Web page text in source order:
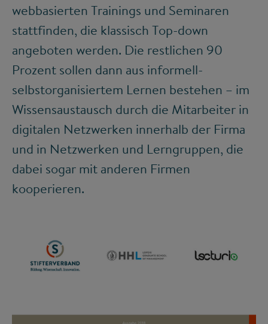
webbasierten Trainings und Seminaren
stattfinden, die klassisch Top-down
angeboten werden. Die restlichen 90
Prozent sollen dann aus informell-
selbstorganisiertem Lernen bestehen – im
Wissensaustausch durch die Mitarbeiter in
digitalen Netzwerken innerhalb der Firma
und in Netzwerken und Lerngruppen, die
dabei sogar mit anderen Firmen
kooperieren.